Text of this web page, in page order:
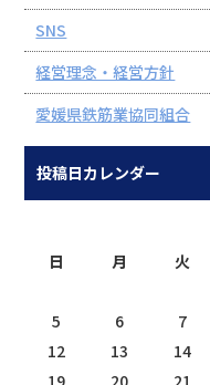
SNS
経営理念・経営方針
愛媛県鉄筋業協同組合
投稿日カレンダー
日
月 火
5
6 7
12
13 14
19
20 21